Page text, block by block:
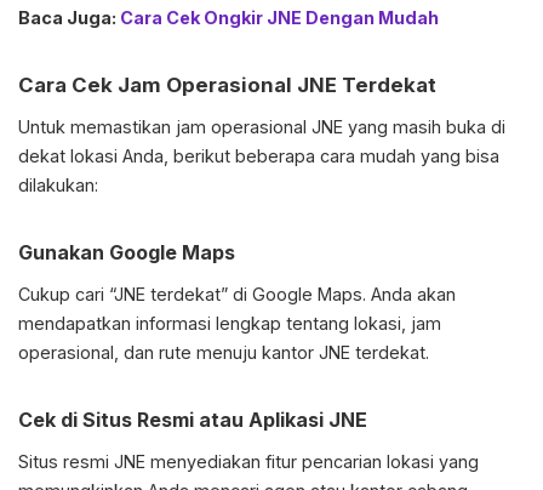
Baca Juga: Cara Cek Ongkir JNE Dengan Mudah
Cara Cek Jam Operasional JNE Terdekat
Untuk memastikan jam operasional JNE yang masih buka di
dekat lokasi Anda, berikut beberapa cara mudah yang bisa
dilakukan:
Gunakan Google Maps
Cukup cari “JNE terdekat” di Google Maps. Anda akan
mendapatkan informasi lengkap tentang lokasi, jam
operasional, dan rute menuju kantor JNE terdekat.
Cek di Situs Resmi atau Aplikasi JNE
Situs resmi JNE menyediakan fitur pencarian lokasi yang